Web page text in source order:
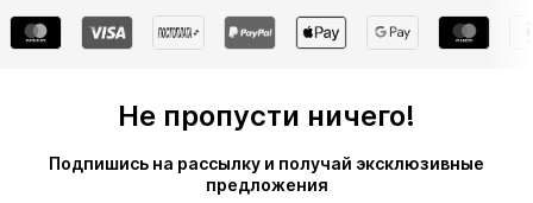
Не пропусти ничего!
Подпишись на рассылку и получай эксклюзивные
предложения